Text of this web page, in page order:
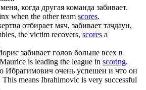
когда другая команда забивает.
when the other team scores.
отбирает мяч, забивает тачдаун,
the victim recovers, scores a
забивает голов больше всех в
is leading the league in scoring.
Ибрагимович очень успешен и что он
This means Ibrahimovic is very successful